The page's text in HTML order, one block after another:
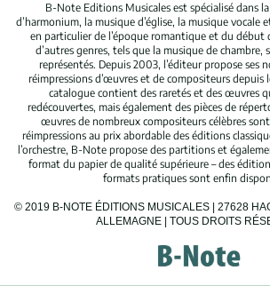
B-Note Editions Musicales est spécialisé dans
d’harmonium, la musique d’église, la musique vocale
en particulier de l’époque romantique et du début
d’autres genres, tels que la musique de chambre,
représentés. Depuis 2003, l’éditeur propose ses
réimpressions d’œuvres et de compositeurs depuis
catalogue contient des raretés et des œuvres
redécouvertes, mais également des pièces de
œuvres de nombreux compositeurs célèbres
réimpressions au prix abordable des éditions
l’orchestre, B-Note propose des partitions et
format du papier de qualité supérieure – des
formats pratiques sont enfin
© 2019 B-NOTE ÉDITIONS MUSICALES | 27628
ALLEMAGNE | TOUS DROITS